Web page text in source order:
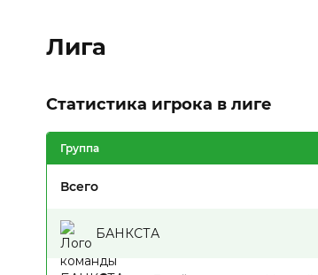
Лига
Статистика игрока в лиге
Группа
Всего
БАНКСТА